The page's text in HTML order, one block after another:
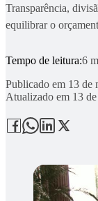
Transparência,
equilibrar o
Tempo de leitura:6
Publicado em 13 de
Atualizado em 13